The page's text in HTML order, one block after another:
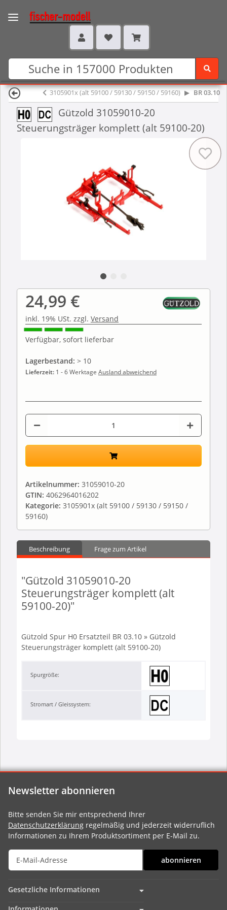
3105901x (alt 59100 / 59130 / 59150 / 59160) BR 03.10
Gützold 31059010-20
Steuerungsträger komplett (alt 59100-20)
24,99 €
inkl. 19% USt. zzgl. Versand
Verfügbar, sofort lieferbar
Lagerbestand: > 10
Lieferzeit: 1 - 6 Werktage Ausland abweichend
Artikelnummer: 31059010-20
GTIN: 4062964016202
Kategorie: 3105901x (alt 59100 / 59130 / 59150 /
59160)
Beschreibung Frage zum Artikel
"Gützold 31059010-20
Steuerungsträger komplett (alt
59100-20)"
Gützold Spur H0 Ersatzteil BR 03.10 » Gützold
Steuerungsträger komplett (alt 59100-20)
Spurgröße:
Stromart / Gleissystem:
Newsletter abonnieren
Bitte senden Sie mir entsprechend Ihrer
Datenschutzerklärung regelmäßig und jederzeit widerruflich
Informationen zu Ihrem Produktsortiment per E-Mail zu.
abonnieren
Gesetzliche Informationen